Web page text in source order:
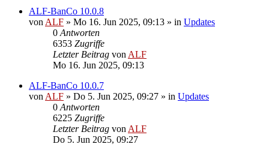
ALF-BanCo 10.0.8
von ALF » Mo 16. Jun 2025, 09:13 » in Updates
0 Antworten
6353 Zugriffe
Letzter Beitrag von ALF
Mo 16. Jun 2025, 09:13
ALF-BanCo 10.0.7
von ALF » Do 5. Jun 2025, 09:27 » in Updates
0 Antworten
6225 Zugriffe
Letzter Beitrag von ALF
Do 5. Jun 2025, 09:27